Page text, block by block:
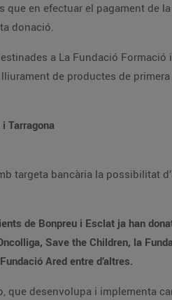
en efectuar el pagament de
donació.
a La Fundació
de productes de
Tarragona
targeta bancària la possibilitat
de Bonpreu i Esclat ja han
Save the Children, la
Ared entre d’altres.
desenvolupa i implementa